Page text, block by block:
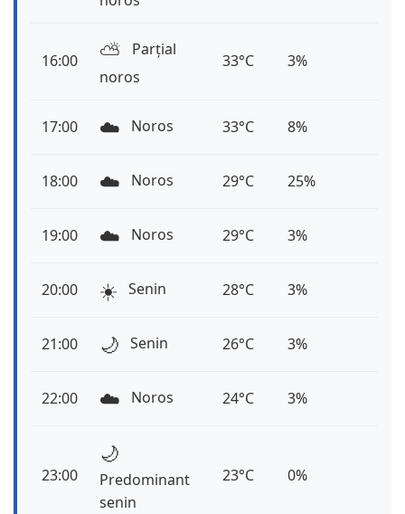
16:00 ⛅️
Parțial
noros
33°C 3%
17:00 ☁️ Noros 33°C 8%
18:00 ☁️ Noros 29°C 25%
19:00 ☁️ Noros 29°C 3%
20:00 ☀️ Senin 28°C 3%
21:00 🌙 Senin 26°C 3%
22:00 ☁️ Noros 24°C 3%
23:00
🌙
Predominant
senin
23°C 0%